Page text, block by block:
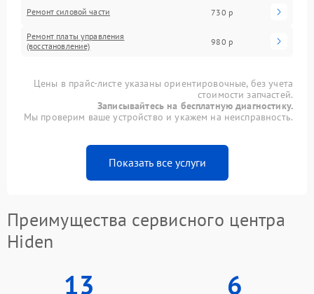
Ремонт силовой части 730 р
Ремонт платы управления
(восстановление)
980 р
Цены в прайс-листе указаны ориентировочные, без учета
стоимости запчастей.
Записывайтесь на бесплатную диагностику.
Мы проверим ваше устройство и укажем на неисправность.
Показать все услуги
Преимущества сервисного центра
Hiden
13 6